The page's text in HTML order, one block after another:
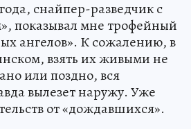
снайпер-разведчик с
показывал мне трофейный
ангелов». К сожалению, в
взять их живыми не
или поздно, вся
вылезет наружу. Уже
от «дождавшихся».